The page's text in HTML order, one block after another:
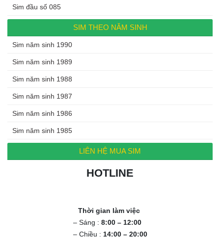
Sim đầu số 085
SIM THEO NĂM SINH
Sim năm sinh 1990
Sim năm sinh 1989
Sim năm sinh 1988
Sim năm sinh 1987
Sim năm sinh 1986
Sim năm sinh 1985
LIÊN HỆ MUA SIM
HOTLINE
Thời gian làm việc
– Sáng : 8:00 – 12:00
– Chiều : 14:00 – 20:00